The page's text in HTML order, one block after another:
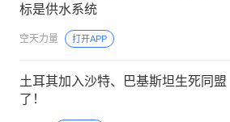
标是供水系统
空天力量 打开APP
土耳其加入沙特、巴基斯坦生死同盟
了！